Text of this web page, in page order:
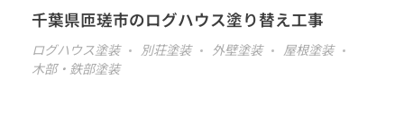
千葉県匝瑳市のログハウス塗り替え工事
ログハウス塗装 別荘塗装 外壁塗装
屋根塗装
木部・鉄部塗装